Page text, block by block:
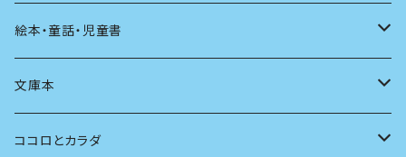
言葉
言語
批評
発酵・麹
その他
アート
写真
その他
音楽
マンガ
テレビ
本屋さんの本
本の本
読書
絵本・童話・児童書
小さいお子さん向け
自分で読めるようになったら
文庫本
男性作家
ココロとカラダ